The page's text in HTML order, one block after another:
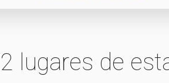
lugares de